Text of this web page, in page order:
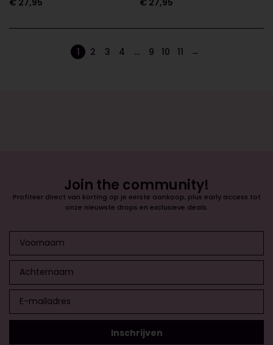
€ 27,95 € 27,95
1 2 3 4 … 9 10 11 →
Join the community!
Profiteer direct van korting op je eerste aankoop, plus early access tot
onze nieuwste drops en exclusieve deals.